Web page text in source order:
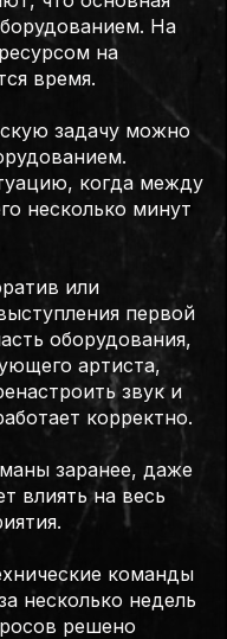
На
на
время.
задачу можно
когда между
несколько минут
или
первой
оборудования,
артиста,
звук и
корректно.
заранее, даже
влиять на весь
команды
несколько недель
решено